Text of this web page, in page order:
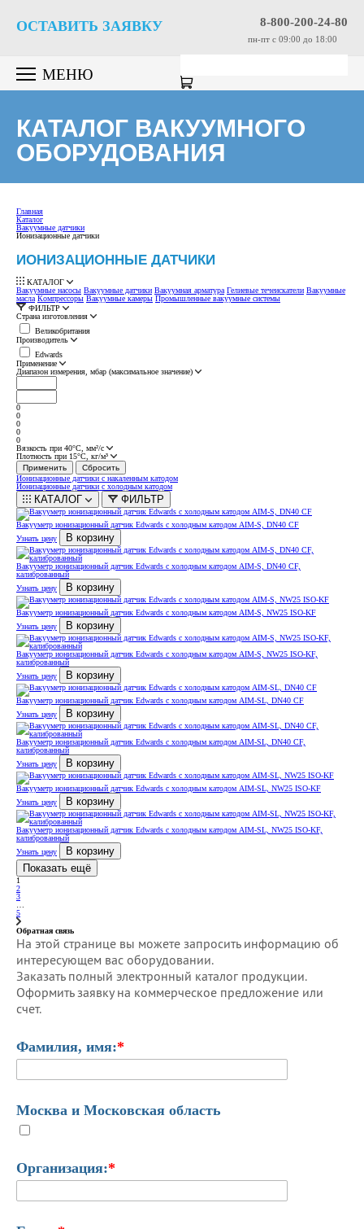
8-800-200-24-80
пн-пт c 09:00 до 18:00
ОСТАВИТЬ ЗАЯВКУ
МЕНЮ
КАТАЛОГ ВАКУУМНОГО
ОБОРУДОВАНИЯ
Главная
Каталог
Вакуумные датчики
Ионизационные датчики
ИОНИЗАЦИОННЫЕ ДАТЧИКИ
КАТАЛОГ
Вакуумные насосы Вакуумные датчики Вакуумная арматура Гелиевые течеискатели Вакуумные
масла Компрессоры Вакуумные камеры Промышленные вакуумные системы
ФИЛЬТР
Страна изготовления
Великобритания
Производитель
Edwards
Применение
Диапазон измерения, мбар (максимальное значение)
0
0
0
0
0
Вязкость при 40°С, мм²/с
Плотность при 15°С, кг/м³
Ионизационные датчики с накаленным катодом
Ионизационные датчики с холодным катодом
КАТАЛОГ ФИЛЬТР
Вакууметр ионизационный датчик Edwards с холодным катодом AIM-S, DN40 CF
Узнать цену
В корзину
Вакууметр ионизационный датчик Edwards с холодным катодом AIM-S, DN40 CF,
калиброванный
Узнать цену
В корзину
Вакууметр ионизационный датчик Edwards с холодным катодом AIM-S, NW25 ISO-KF
Узнать цену
В корзину
Вакууметр ионизационный датчик Edwards с холодным катодом AIM-S, NW25 ISO-KF,
калиброванный
Узнать цену
В корзину
Вакууметр ионизационный датчик Edwards с холодным катодом AIM-SL, DN40 CF
Узнать цену
В корзину
Вакууметр ионизационный датчик Edwards с холодным катодом AIM-SL, DN40 CF,
калиброванный
Узнать цену
В корзину
Вакууметр ионизационный датчик Edwards с холодным катодом AIM-SL, NW25 ISO-KF
Узнать цену
В корзину
Вакууметр ионизационный датчик Edwards с холодным катодом AIM-SL, NW25 ISO-KF,
калиброванный
Узнать цену
В корзину
Показать ещё
1
2
3
5
Обратная связь
На этой странице вы можете запросить информацию об
интересующем вас оборудовании.
Заказать полный электронный каталог продукции.
Оформить заявку на коммерческое предложение или
счет.
Фамилия, имя:*
Москва и Московская область
Организация:*